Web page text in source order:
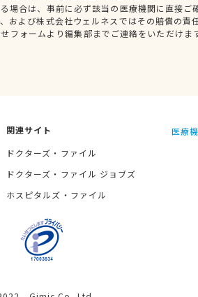
場合は、事前に必ず該当の医療機関に直接ご
および株式会社ウェルネスではその賠償の責
フォームより編集部までご連絡をいただけま
関連サイト
ドクターズ・ファイル
ドクターズ・ファイル ジョブズ
ホスピタルズ・ファイル
医療